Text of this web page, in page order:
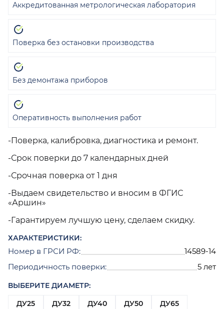
-Поверка, калибровка, диагностика и ремонт.
-Срок поверки до 7 календарных дней
-Срочная поверка от 1 дня
-Выдаем свидетельство и вносим в ФГИС
«Аршин»
-Гарантируем лучшую цену, сделаем скидку.
ХАРАКТЕРИСТИКИ:
Номер в ГРСИ РФ:
14589-14
Периодичность поверки:
5 лет
ВЫБЕРИТЕ ДИАМЕТР:
ДУ25
ДУ32 ДУ40 ДУ50
ДУ65
Аккредитованная метрологическая лаборатория
Поверка без остановки производства
Без демонтажа приборов
Оперативность выполнения работ